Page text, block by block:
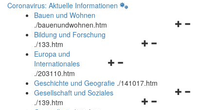
Coronavirus: Aktuelle Informationen
Bauen und Wohnen
./bauenundwohnen.htm
Navigationsmenü
Bildung und Forschung
./133.htm
Navigationsmenü
und
schließen
Europa und
Internationales
./203110.htm
Geschichte und Geografie ./141017.htm
Navigationsmenü
Gesellschaft und Soziales
./139.htm